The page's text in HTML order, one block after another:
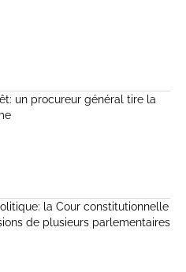
un procureur général tire la
la Cour constitutionnelle
de plusieurs parlementaires